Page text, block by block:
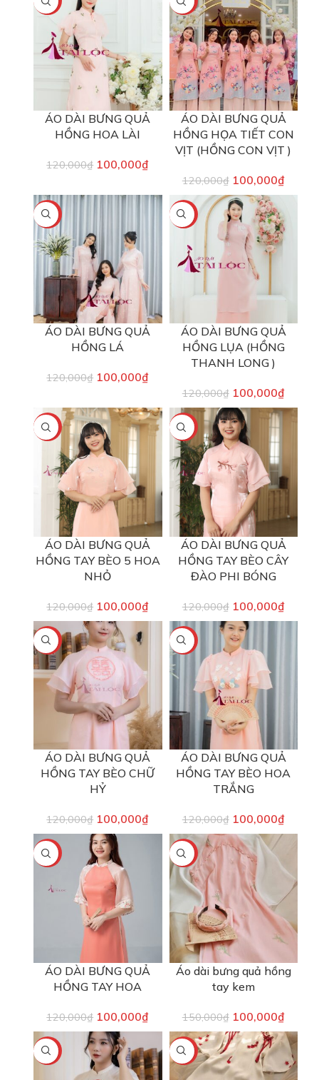
ÁO DÀI BƯNG QUẢ
HỒNG HOA LÀI
120,000₫ 100,000₫
ÁO DÀI BƯNG QUẢ
HỒNG HỌA TIẾT CON
VỊT (HỒNG CON VỊT )
120,000₫ 100,000₫
-17%
ÁO DÀI BƯNG QUẢ
HỒNG LÁ
120,000₫ 100,000₫
-17%
ÁO DÀI BƯNG QUẢ
HỒNG LỤA (HỒNG
THANH LONG )
120,000₫ 100,000₫
-17%
ÁO DÀI BƯNG QUẢ
HỒNG TAY BÈO 5 HOA
NHỎ
120,000₫ 100,000₫
-17%
ÁO DÀI BƯNG QUẢ
HỒNG TAY BÈO CÂY
ĐÀO PHI BÓNG
120,000₫ 100,000₫
-17%
ÁO DÀI BƯNG QUẢ
HỒNG TAY BÈO CHỮ
HỶ
120,000₫ 100,000₫
-17%
ÁO DÀI BƯNG QUẢ
HỒNG TAY BÈO HOA
TRẮNG
120,000₫ 100,000₫
-17%
ÁO DÀI BƯNG QUẢ
HỒNG TAY HOA
120,000₫ 100,000₫
-33%
Áo dài bưng quả hồng
tay kem
150,000₫ 100,000₫
-17% -33%